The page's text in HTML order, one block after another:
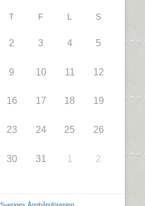
T F L S
2 3 4 5
9 10 11 12
16 17 18 19
23 24 25 26
30 31 1 2